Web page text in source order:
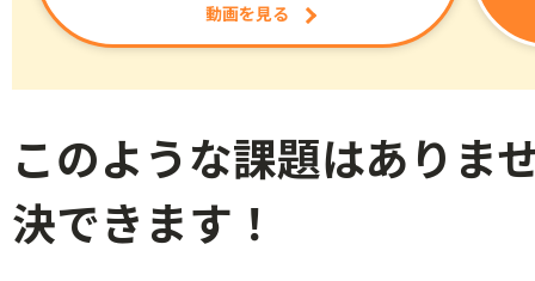
動画を見る
このような課題はありま
決できます！